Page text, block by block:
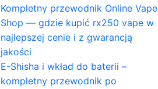
Kompletny przewodnik Online Vape
Shop — gdzie kupić rx250 vape w
najlepszej cenie i z gwarancją
jakości
E-Shisha i wkład do baterii –
kompletny przewodnik po